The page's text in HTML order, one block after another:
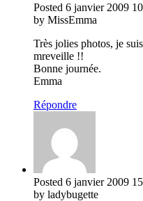
Posted 6 janvier 2009
by MissEmma
Très jolies photos, je
mreveille !!
Bonne journée.
Emma
Répondre
Posted 6 janvier 2009
by ladybugette